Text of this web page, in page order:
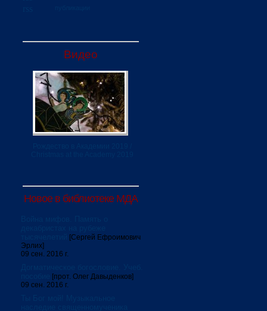
Видео
Новое в библиотеке МДА
[Сергей Ефроимович
Эрлих]
09 сен. 2016 г.
[прот. Олег Давыденков]
09 сен. 2016 г.